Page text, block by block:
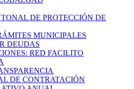
DE PROTECCIÓN DE
MUNICIPALES
DEUDAS
RED FACILITO
DE CONTRATACIÓN